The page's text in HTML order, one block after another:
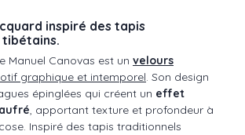
inspiré des tapis
Manuel Canovas est un velours
graphique et intemporel. Son design
épinglées qui créent un effet
, apportant texture et profondeur à
Inspiré des tapis traditionnels